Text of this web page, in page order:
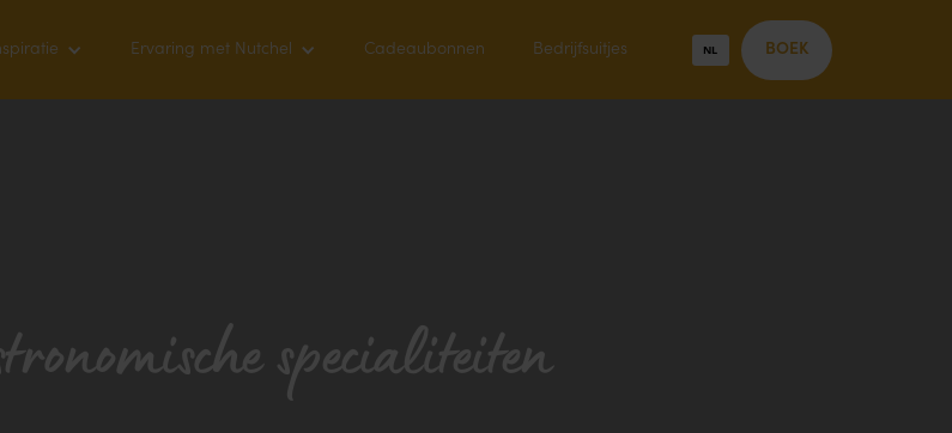
Ervaring met Nutchel Cadeaubonnen Bedrijfsuitjes NL BOEK
specialiteiten